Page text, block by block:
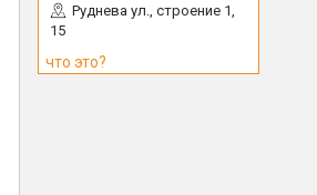
Руднева ул., строение 1,
15
что это?